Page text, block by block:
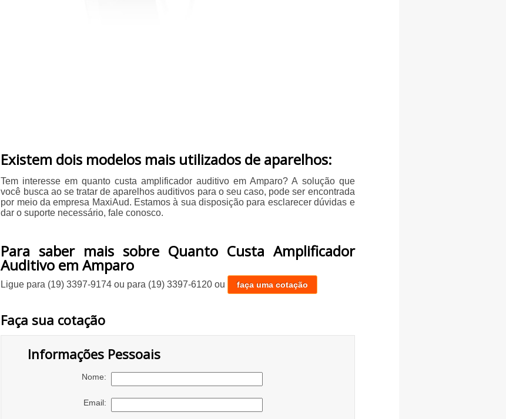
​Existem dois modelos mais utilizados de aparelhos:
Tem interesse em quanto custa amplificador auditivo em Amparo? A solução que
você busca ao se tratar de aparelhos auditivos para o seu caso, pode ser encontrada
por meio da empresa MaxiAud. Estamos à sua disposição para esclarecer dúvidas e
dar o suporte necessário, fale conosco.
Para saber mais sobre Quanto Custa Amplificador
Auditivo em Amparo
Ligue para (19) 3397-9174 ou para (19) 3397-6120 ou faça uma cotação
Faça sua cotação
Informações Pessoais
Nome:
Email: